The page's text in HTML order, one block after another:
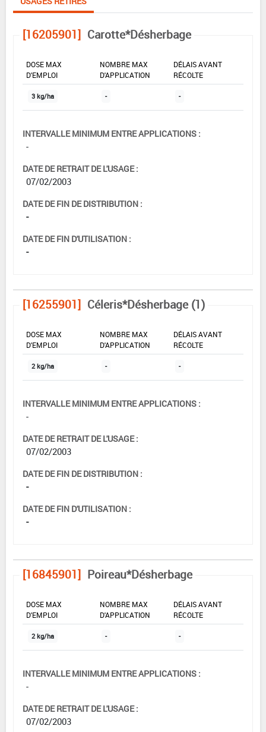
[16205901] Carotte*Désherbage
DOSE MAX
D'EMPLOI
NOMBRE MAX
D'APPLICATION
DÉLAIS AVANT
RÉCOLTE
3 kg/ha - -
INTERVALLE MINIMUM ENTRE APPLICATIONS :
-
DATE DE RETRAIT DE L'USAGE :
07/02/2003
DATE DE FIN DE DISTRIBUTION :
-
DATE DE FIN D'UTILISATION :
-
[16255901] Céleris*Désherbage (1)
DOSE MAX
D'EMPLOI
NOMBRE MAX
D'APPLICATION
DÉLAIS AVANT
RÉCOLTE
2 kg/ha - -
INTERVALLE MINIMUM ENTRE APPLICATIONS :
-
DATE DE RETRAIT DE L'USAGE :
07/02/2003
DATE DE FIN DE DISTRIBUTION :
-
DATE DE FIN D'UTILISATION :
-
[16845901] Poireau*Désherbage
DOSE MAX
D'EMPLOI
NOMBRE MAX
D'APPLICATION
DÉLAIS AVANT
RÉCOLTE
2 kg/ha - -
INTERVALLE MINIMUM ENTRE APPLICATIONS :
-
DATE DE RETRAIT DE L'USAGE :
07/02/2003